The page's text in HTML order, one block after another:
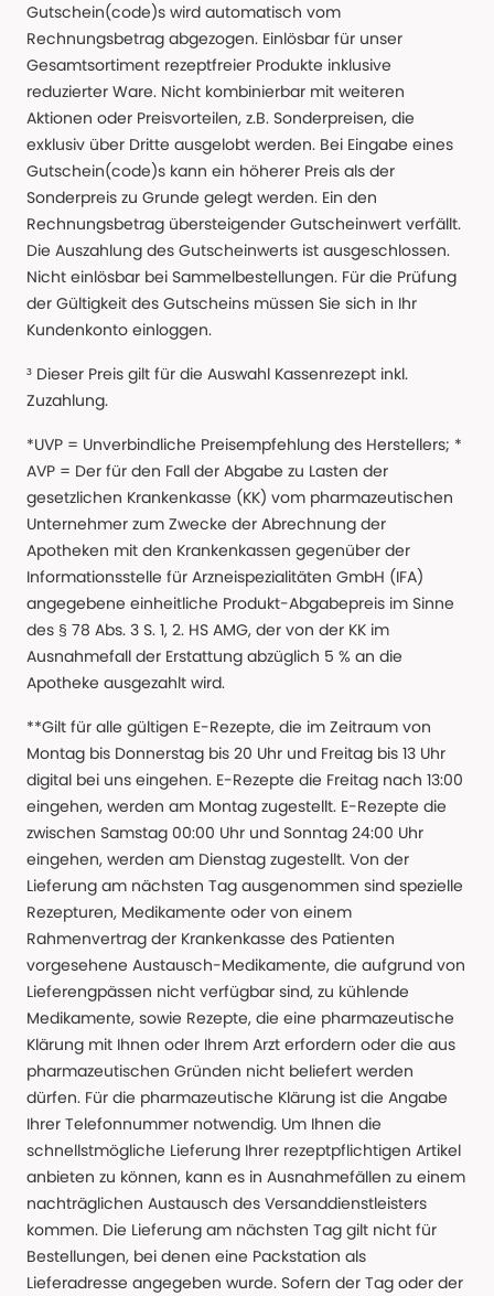
Gutschein(code)s wird automatisch vom
Rechnungsbetrag abgezogen. Einlösbar für unser
Gesamtsortiment rezeptfreier Produkte inklusive
reduzierter Ware. Nicht kombinierbar mit weiteren
Aktionen oder Preisvorteilen, z.B. Sonderpreisen, die
exklusiv über Dritte ausgelobt werden. Bei Eingabe eines
Gutschein(code)s kann ein höherer Preis als der
Sonderpreis zu Grunde gelegt werden. Ein den
Rechnungsbetrag übersteigender Gutscheinwert verfällt.
Die Auszahlung des Gutscheinwerts ist ausgeschlossen.
Nicht einlösbar bei Sammelbestellungen. Für die Prüfung
der Gültigkeit des Gutscheins müssen Sie sich in Ihr
Kundenkonto einloggen.
³ Dieser Preis gilt für die Auswahl Kassenrezept inkl.
Zuzahlung.
*UVP = Unverbindliche Preisempfehlung des Herstellers; *
AVP = Der für den Fall der Abgabe zu Lasten der
gesetzlichen Krankenkasse (KK) vom pharmazeutischen
Unternehmer zum Zwecke der Abrechnung der
Apotheken mit den Krankenkassen gegenüber der
Informationsstelle für Arzneispezialitäten GmbH (IFA)
angegebene einheitliche Produkt-Abgabepreis im Sinne
des § 78 Abs. 3 S. 1, 2. HS AMG, der von der KK im
Ausnahmefall der Erstattung abzüglich 5 % an die
Apotheke ausgezahlt wird.
**Gilt für alle gültigen E-Rezepte, die im Zeitraum von
Montag bis Donnerstag bis 20 Uhr und Freitag bis 13 Uhr
digital bei uns eingehen. E-Rezepte die Freitag nach 13:00
eingehen, werden am Montag zugestellt. E-Rezepte die
zwischen Samstag 00:00 Uhr und Sonntag 24:00 Uhr
eingehen, werden am Dienstag zugestellt. Von der
Lieferung am nächsten Tag ausgenommen sind spezielle
Rezepturen, Medikamente oder von einem
Rahmenvertrag der Krankenkasse des Patienten
vorgesehene Austausch-Medikamente, die aufgrund von
Lieferengpässen nicht verfügbar sind, zu kühlende
Medikamente, sowie Rezepte, die eine pharmazeutische
Klärung mit Ihnen oder Ihrem Arzt erfordern oder die aus
pharmazeutischen Gründen nicht beliefert werden
dürfen. Für die pharmazeutische Klärung ist die Angabe
Ihrer Telefonnummer notwendig. Um Ihnen die
schnellstmögliche Lieferung Ihrer rezeptpflichtigen Artikel
anbieten zu können, kann es in Ausnahmefällen zu einem
nachträglichen Austausch des Versanddienstleisters
kommen. Die Lieferung am nächsten Tag gilt nicht für
Bestellungen, bei denen eine Packstation als
Lieferadresse angegeben wurde. Sofern der Tag oder der